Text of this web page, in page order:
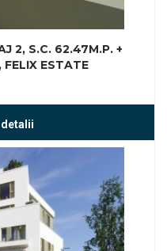
2, S.C. 62.47M.P. +
FELIX ESTATE
detalii